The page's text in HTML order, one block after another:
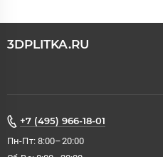
3DPLITKA.RU
+7 (495) 966-18-01
Пн-Пт: 8:00–20:00